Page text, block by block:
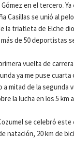
en el tercero.
Casillas se unió al
la triatleta de Elche
de 50 deportistas
vuelta de
ya me puse
mitad de la segunda
la lucha en los 5 km
se celebró este
natación, 20 km de